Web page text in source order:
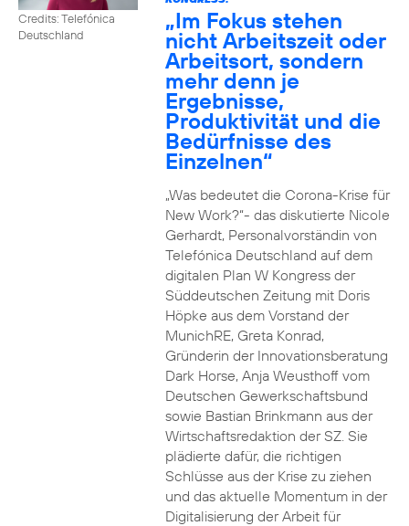
Credits: Telefónica
Deutschland
„Im Fokus stehen
nicht Arbeitszeit oder
Arbeitsort, sondern
mehr denn je
Ergebnisse,
Produktivität und die
Bedürfnisse des
Einzelnen“
„Was bedeutet die Corona-Krise für
New Work?“- das diskutierte Nicole
Gerhardt, Personalvorständin von
Telefónica Deutschland auf dem
digitalen Plan W Kongress der
Süddeutschen Zeitung mit Doris
Höpke aus dem Vorstand der
MunichRE, Greta Konrad,
Gründerin der Innovationsberatung
Dark Horse, Anja Weusthoff vom
Deutschen Gewerkschaftsbund
sowie Bastian Brinkmann aus der
Wirtschaftsredaktion der SZ. Sie
plädierte dafür, die richtigen
Schlüsse aus der Krise zu ziehen
und das aktuelle Momentum in der
Digitalisierung der Arbeit für